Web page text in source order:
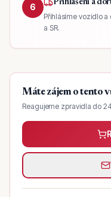
6 Přihlášení a
Přihlásíme vozidlo a
a SR.
Máte zájem o tento
Reagujeme zpravidla do